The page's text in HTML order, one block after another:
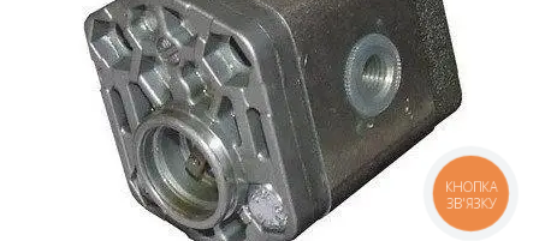
КНОПКА
ЗВ'ЯЗКУ